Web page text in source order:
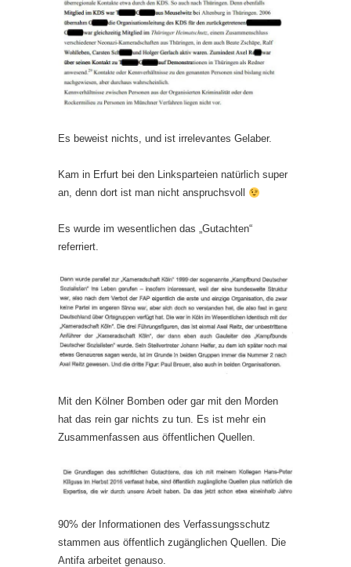
Es beweist nichts, und ist irrelevantes Gelaber.
Kam in Erfurt bei den Linksparteien natürlich super
an, denn dort ist man nicht anspruchsvoll
Es wurde im wesentlichen das „Gutachten“
referriert.
Mit den Kölner Bomben oder gar mit den Morden
hat das rein gar nichts zu tun. Es ist mehr ein
Zusammenfassen aus öffentlichen Quellen.
90% der Informationen des Verfassungsschutz
stammen aus öffentlich zugänglichen Quellen. Die
Antifa arbeitet genauso.